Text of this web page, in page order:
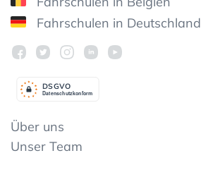
Fahrschulen in Deutschland
Datenschutzkonform
DSGVO
Über uns
Unser Team